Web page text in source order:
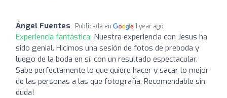
Ángel Fuentes Publicada en 1 year ago
Experiencia fantástica: Nuestra experiencia con Jesus ha
sido genial. Hicimos una sesión de fotos de preboda y
luego de la boda en sí, con un resultado espectacular.
Sabe perfectamente lo que quiere hacer y sacar lo mejor
de las personas a las que fotografía. Recomendable sin
duda!